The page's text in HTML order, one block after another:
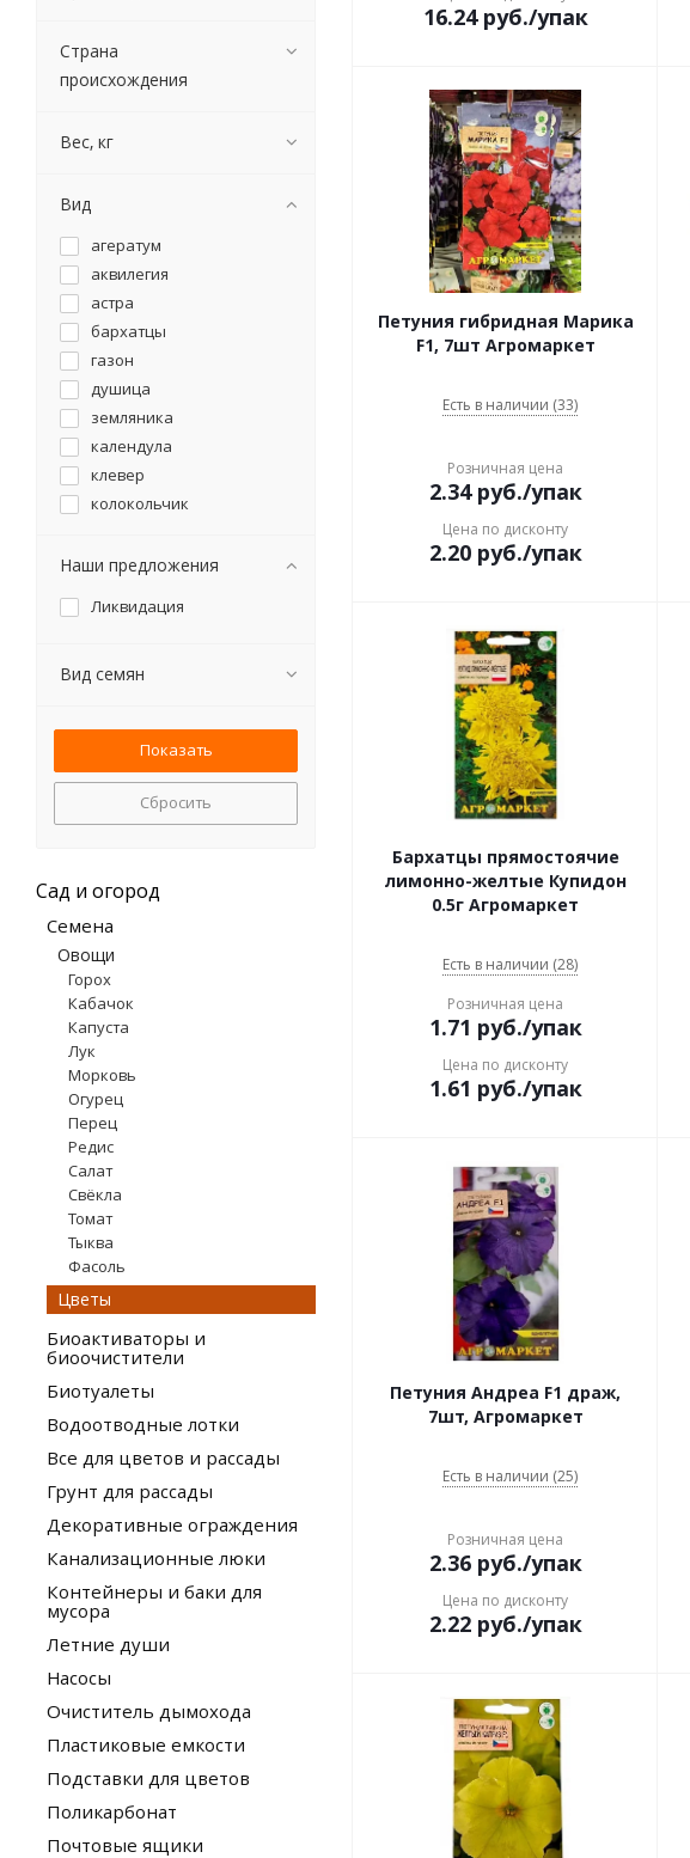
16.24руб./упак
Петуния гибридная Марика
F1, 7шт Агромаркет
Есть в наличии (33)
Розничная цена
2.34руб./упак
Цена по дисконту
2.20руб./упак
Бархатцы прямостоячие
лимонно-желтые Купидон
0.5г Агромаркет
Есть в наличии (28)
Розничная цена
1.71 руб./упак
Цена по дисконту
1.61 руб./упак
Петуния Андреа F1 драж,
7шт, Агромаркет
Есть в наличии (25)
Розничная цена
2.36руб./упак
Цена по дисконту
2.22руб./упак
Страна
происхождения
Вес, кг
Вид
агератум
аквилегия
астра
бархатцы
газон
душица
земляника
календула
клевер
колокольчик
люпин
мелисса
настурция
петуния
подсолнечник
пшеница
ромашка аптечная
цинния
шток-роза
эхинацея
Наши предложения
Ликвидация
Вид семян
Сбросить
Сад и огород
Семена
Овощи
Горох
Кабачок
Капуста
Лук
Морковь
Огурец
Перец
Редис
Салат
Свёкла
Томат
Тыква
Фасоль
Цветы
Биоактиваторы и
биоочистители
Биотуалеты
Водоотводные лотки
Все для цветов и рассады
Грунт для рассады
Декоративные ограждения
Канализационные люки
Контейнеры и баки для
мусора
Летние души
Насосы
Очиститель дымохода
Пластиковые емкости
Подставки для цветов
Поликарбонат
Почтовые ящики